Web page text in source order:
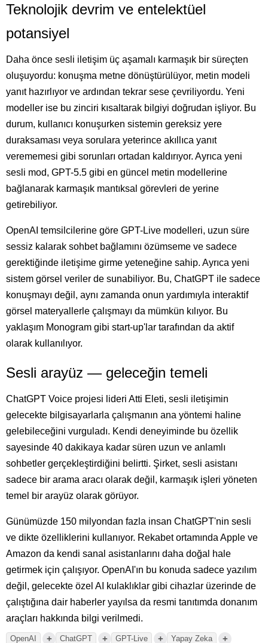
Teknolojik devrim ve entelektüel
potansiyel
Daha önce sesli iletişim üç aşamalı karmaşık bir süreçten
oluşuyordu: konuşma metne dönüştürülüyor, metin modeli
yanıt hazırlıyor ve ardından tekrar sese çevriliyordu. Yeni
modeller ise bu zinciri kısaltarak bilgiyi doğrudan işliyor. Bu
durum, kullanıcı konuşurken sistemin gereksiz yere
duraksaması veya sorulara yeterince akıllıca yanıt
verememesi gibi sorunları ortadan kaldırıyor. Ayrıca yeni
sesli mod, GPT-5.5 gibi en güncel metin modellerine
bağlanarak karmaşık mantıksal görevleri de yerine
getirebiliyor.
OpenAI temsilcilerine göre GPT-Live modelleri, uzun süre
sessiz kalarak sohbet bağlamını özümseme ve sadece
gerektiğinde iletişime girme yeteneğine sahip. Ayrıca yeni
sistem görsel veriler de sunabiliyor. Bu, ChatGPT ile sadece
konuşmayı değil, aynı zamanda onun yardımıyla interaktif
görsel materyallerle çalışmayı da mümkün kılıyor. Bu
yaklaşım Monogram gibi start-up'lar tarafından da aktif
olarak kullanılıyor.
Sesli arayüz — geleceğin temeli
ChatGPT Voice projesi lideri Atti Eleti, sesli iletişimin
gelecekte bilgisayarlarla çalışmanın ana yöntemi haline
gelebileceğini vurguladı. Kendi deneyiminde bu özellik
sayesinde 40 dakikaya kadar süren uzun ve anlamlı
sohbetler gerçekleştirdiğini belirtti. Şirket, sesli asistanı
sadece bir arama aracı olarak değil, karmaşık işleri yöneten
temel bir arayüz olarak görüyor.
Günümüzde 150 milyondan fazla insan ChatGPT'nin sesli
ve dikte özelliklerini kullanıyor. Rekabet ortamında Apple ve
Amazon da kendi sanal asistanlarını daha doğal hale
getirmek için çalışıyor. OpenAI'ın bu konuda sadece yazılım
değil, gelecekte özel AI kulaklıklar gibi cihazlar üzerinde de
çalıştığına dair haberler yayılsa da resmi tanıtımda donanım
araçları hakkında bilgi verilmedi.
OpenAI + ChatGPT + GPT-Live + Yapay Zeka +